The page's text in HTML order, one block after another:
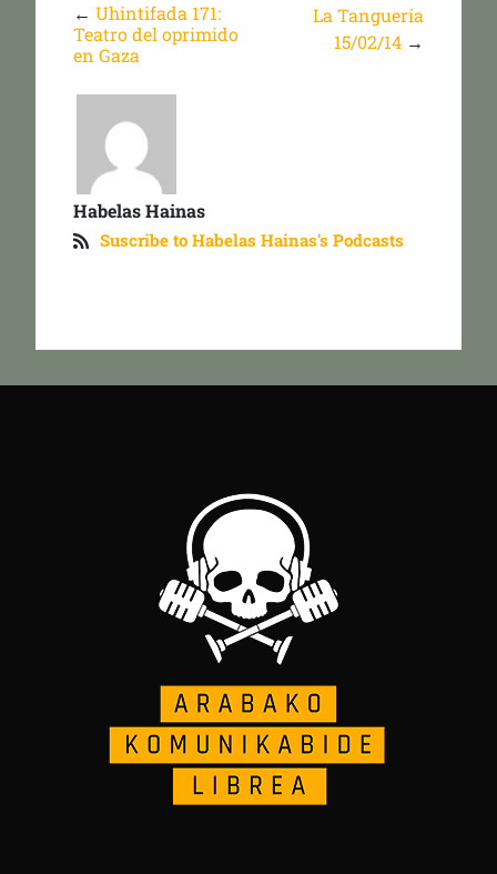
← Uhintifada 171:
Teatro del oprimido
en Gaza
La Tanguería
15/02/14 →
Habelas Hainas
Suscribe to Habelas Hainas's Podcasts